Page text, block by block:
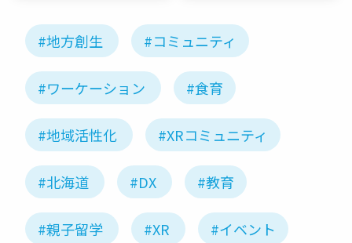
#地方創生 #コミュニティ
#ワーケーション #食育
#地域活性化 #XRコミュニティ
#北海道 #DX #教育
#親子留学 #XR #イベント